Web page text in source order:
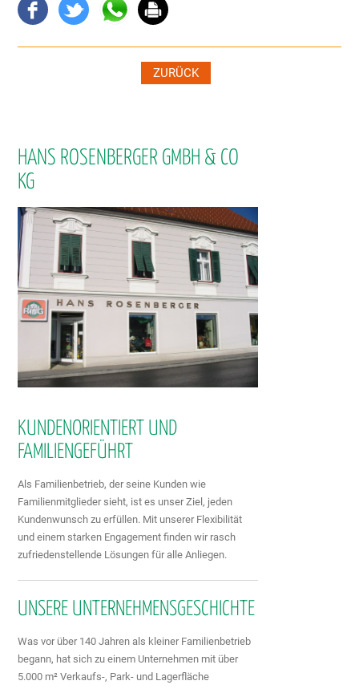
ZURÜCK
HANS ROSENBERGER GMBH & CO
KG
KUNDENORIENTIERT UND
FAMILIENGEFÜHRT
Als Familienbetrieb, der seine Kunden wie
Familienmitglieder sieht, ist es unser Ziel, jeden
Kundenwunsch zu erfüllen. Mit unserer Flexibilität
und einem starken Engagement finden wir rasch
zufriedenstellende Lösungen für alle Anliegen.
UNSERE UNTERNEHMENSGESCHICHTE
Was vor über 140 Jahren als kleiner Familienbetrieb
begann, hat sich zu einem Unternehmen mit über
5.000 m² Verkaufs-, Park- und Lagerfläche